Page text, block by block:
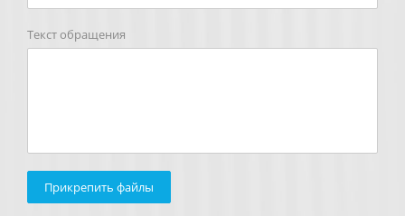
Текст обращения
Прикрепить файлы